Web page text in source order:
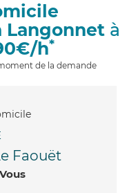
Langonnetà
h*
de la demande
Faouët